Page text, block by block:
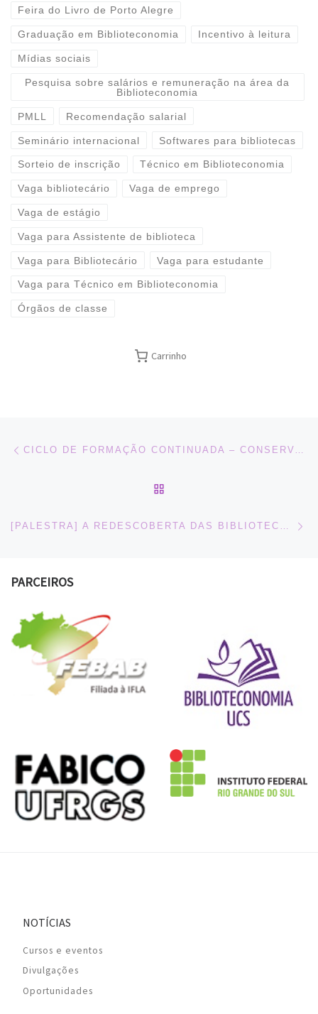
Feira do Livro de Porto Alegre
Graduação em Biblioteconomia Incentivo à leitura
Mídias sociais
Pesquisa sobre salários e remuneração na área da
Biblioteconomia
PMLL Recomendação salarial
Seminário internacional Softwares para bibliotecas
Sorteio de inscrição Técnico em Biblioteconomia
Vaga bibliotecário Vaga de emprego
Vaga de estágio
Vaga para Assistente de biblioteca
Vaga para Bibliotecário Vaga para estudante
Vaga para Técnico em Biblioteconomia
Órgãos de classe
Carrinho
Navegação do post CICLO DE FORMAÇÃO CONTINUADA – CONSERVAÇÃO DE MATERIAL BIBLIOGRÁFICO
[PALESTRA] A REDESCOBERTA DAS BIBLIOTECAS ESCOLARES
PARCEIROS
NOTÍCIAS
Cursos e eventos
Divulgações
Oportunidades